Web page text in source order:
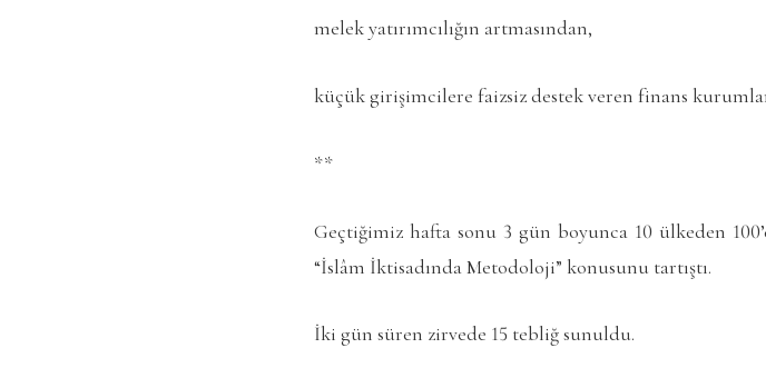
melek yatırımcılığın artmasından,
küçük girişimcilere faizsiz destek veren finans
**
Geçtiğimiz hafta sonu 3 gün boyunca 10 ülkeden
“İslâm İktisadında Metodoloji” konusunu tartıştı.
İki gün süren zirvede 15 tebliğ sunuldu.